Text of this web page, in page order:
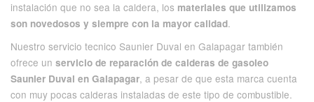
instalación que no sea la caldera, los materiales que utilizamos
son novedosos y siempre con la mayor calidad.
Nuestro servicio tecnico Saunier Duval en Galapagar también
ofrece un servicio de reparación de calderas de gasoleo
Saunier Duval en Galapagar, a pesar de que esta marca cuenta
con muy pocas calderas instaladas de este tipo de combustible.